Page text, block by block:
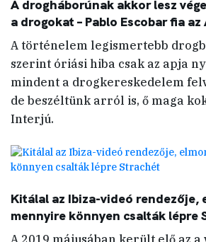
A drogháborúnak akkor lesz
a drogokat – Pablo Escobar fia
A történelem legismertebb
szerint óriási hiba csak az apja
mindent a drogkereskedelem
de beszéltünk arról is, ő maga
Interjú.
Kitálal az Ibiza-videó rendezője,
mennyire könnyen csalták lépre
A 2019 májusában került elő az a